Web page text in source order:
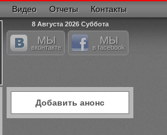
Видео Отчеты Контакты
8 Августа 2026 Суббота
МЫ
вконтакте
МЫ
в facebook
Добавить анонс